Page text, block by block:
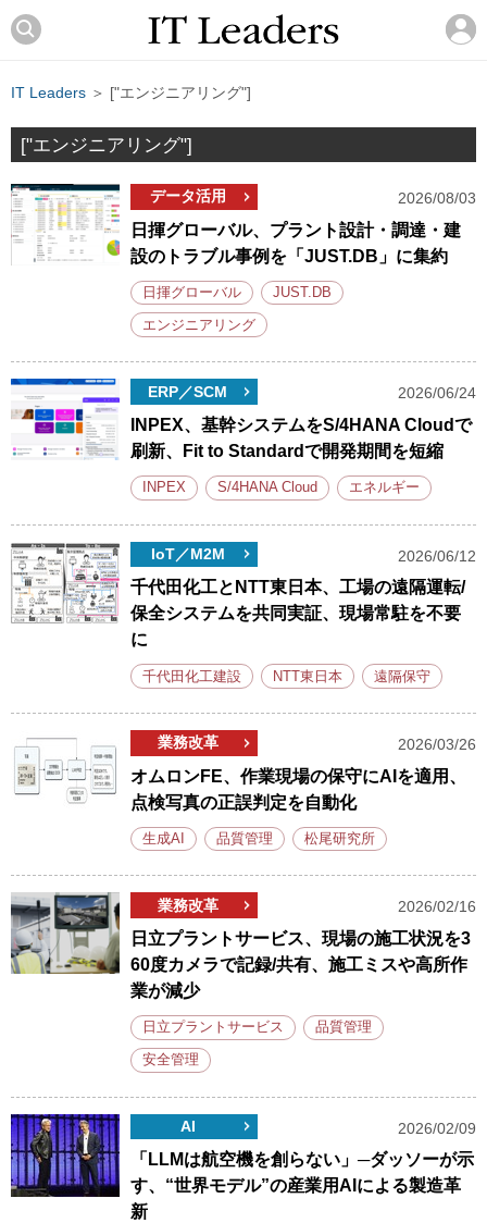
IT Leaders ＞ ["エンジニアリング"]
["エンジニアリング"]
データ活用 2026/08/03
日揮グローバル、プラント設計・調達・建
設のトラブル事例を「JUST.DB」に集約
日揮グローバル JUST.DB
エンジニアリング
ERP／SCM 2026/06/24
INPEX、基幹システムをS/4HANA Cloudで
刷新、Fit to Standardで開発期間を短縮
INPEX S/4HANA Cloud エネルギー
IoT／M2M 2026/06/12
千代田化工とNTT東日本、工場の遠隔運転/
保全システムを共同実証、現場常駐を不要
に
千代田化工建設 NTT東日本 遠隔保守
業務改革 2026/03/26
オムロンFE、作業現場の保守にAIを適用、
点検写真の正誤判定を自動化
生成AI 品質管理 松尾研究所
業務改革 2026/02/16
日立プラントサービス、現場の施工状況を3
60度カメラで記録/共有、施工ミスや高所作
業が減少
日立プラントサービス 品質管理
安全管理
AI 2026/02/09
「LLMは航空機を創らない」─ダッソーが示
す、“世界モデル”の産業用AIによる製造革
新